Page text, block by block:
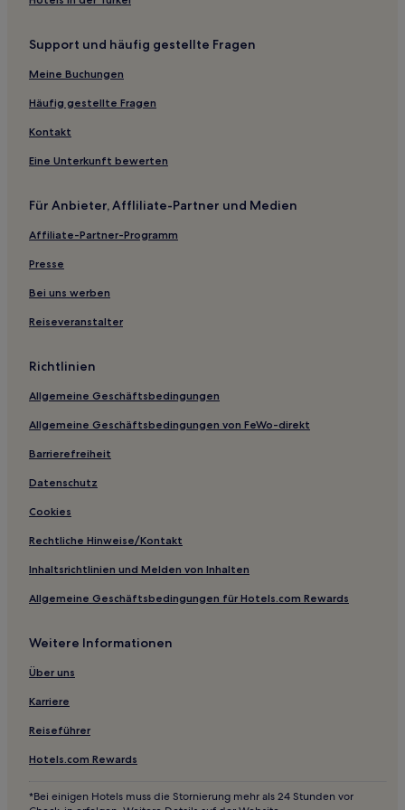
Familien in Uludağ
Hotels mit inbegriffenem Frühstück in Uludağ
Hotels mit Parkplatz in Uludağ
Hotels mit Parkplatz in Zeytinbağı
Hotels mit inbegriffenem Frühstück in İnegöl
Haustierfreundliche in Görükle
Hotels nahe Uludağ-Nationalpark
Balat: Hotels
Hotels nahe Bahnhof Kestel
Büyükorhan Hotels
Sakarya Mahallesi: Hotels
Cumalikizik: Hotels
Hotels nahe Bursa Organized Industrial Zone
Bursa: Hotels
Büyükkumla: Hotels
Hotels nahe Yenisehir
Hotels nahe Yuzuncuyil-Station
Yalıçiftlik: Hotels
Uludağ: Hotels
Harmancık Hotels
Yunuseli Mahallesi: Hotels
Kurşunlu Cumhuriyet Mahallesi: Hotels
İznik Hotels
Yeşilyayla Mahallesi: Hotels
Yeşil Mahallesi: Hotels
Support und häufig gestellte Fragen
Meine Buchungen
Häufig gestellte Fragen
Kontakt
Eine Unterkunft bewerten
Für Anbieter, Affliliate-Partner und Medien
Affiliate-Partner-Programm
Presse
Bei uns werben
Reiseveranstalter
Richtlinien
Allgemeine Geschäftsbedingungen
Allgemeine Geschäftsbedingungen von FeWo-direkt
Barrierefreiheit
Datenschutz
Cookies
Rechtliche Hinweise/Kontakt
Inhaltsrichtlinien und Melden von Inhalten
Allgemeine Geschäftsbedingungen für Hotels.com Rewards
Weitere Informationen
Über uns
Karriere
Reiseführer
Hotels.com Rewards
*Bei einigen Hotels muss die Stornierung mehr als 24 Stunden vor